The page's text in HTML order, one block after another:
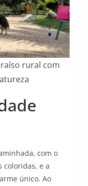
rural com
com o
coloridas, e a
único. Ao